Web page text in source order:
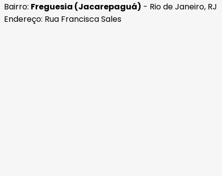
Bairro: Freguesia (Jacarepaguá) - Rio de Janeiro, RJ
Endereço: Rua Francisca Sales